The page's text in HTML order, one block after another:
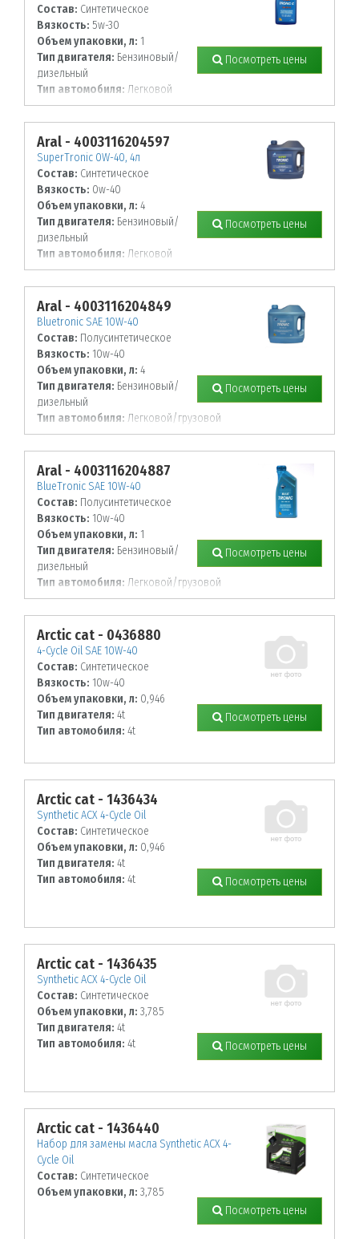
Состав: Синтетическое
Вязкость: 5w-30
Объем упаковки, л: 1
Тип двигателя: Бензиновый/
дизельный
Тип автомобиля: Легковой
Посмотреть цены
Aral - 4003116204597
SuperTronic 0W-40, 4л
Состав: Синтетическое
Вязкость: 0w-40
Объем упаковки, л: 4
Тип двигателя: Бензиновый/
дизельный
Тип автомобиля: Легковой
Посмотреть цены
Aral - 4003116204849
Bluetronic SAE 10W-40
Состав: Полусинтетическое
Вязкость: 10w-40
Объем упаковки, л: 4
Тип двигателя: Бензиновый/
дизельный
Тип автомобиля: Легковой/грузовой
Посмотреть цены
Aral - 4003116204887
BlueTronic SAE 10W-40
Состав: Полусинтетическое
Вязкость: 10w-40
Объем упаковки, л: 1
Тип двигателя: Бензиновый/
дизельный
Тип автомобиля: Легковой/грузовой
Посмотреть цены
Arctic cat - 0436880
4-Cycle Oil SAE 10W-40
Состав: Синтетическое
Вязкость: 10w-40
Объем упаковки, л: 0,946
Тип двигателя: 4t
Тип автомобиля: 4t
Посмотреть цены
Arctic cat - 1436434
Synthetic ACX 4-Cycle Oil
Состав: Синтетическое
Объем упаковки, л: 0,946
Тип двигателя: 4t
Тип автомобиля: 4t Посмотреть цены
Arctic cat - 1436435
Synthetic ACX 4-Cycle Oil
Состав: Синтетическое
Объем упаковки, л: 3,785
Тип двигателя: 4t
Тип автомобиля: 4t Посмотреть цены
Arctic cat - 1436440
Набор для замены масла Synthetic ACX 4-
Cycle Oil
Состав: Синтетическое
Объем упаковки, л: 3,785
Посмотреть цены